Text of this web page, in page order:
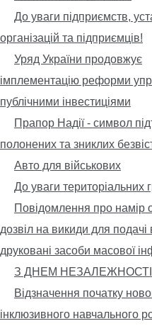
До уваги підприємств,
організацій та підприємців!
Уряд України продовжує
імплементацію реформи
публічними інвестиціями
Прапор Надії - символ
полонених та зниклих
Авто для військових
До уваги територіальних
Повідомлення про намір
дозвіл на викиди для подачі
друковані засоби масової
З ДНЕМ НЕЗАЛЕЖНОСТІ
Відзначення початку
інклюзивного навчального